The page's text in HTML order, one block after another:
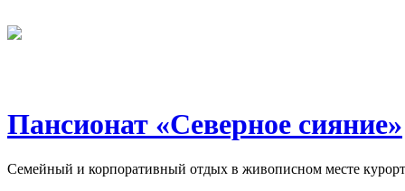
Пансионат «Северное сияние»
Семейный и корпоративный отдых в живописном месте